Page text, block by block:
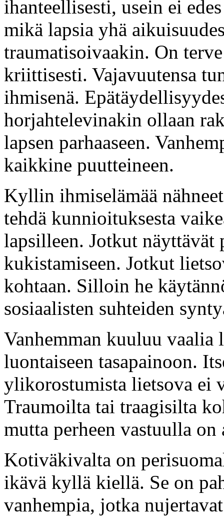
ihanteellisesti, usein ei
mikä lapsia yhä
traumatisoivaakin. On
kriittisesti. Vajavuutensa
ihmisenä.
horjahtelevinakin ollaan
lapsen parhaaseen.
kaikkine puutteineen.
Kyllin ihmiselämää
tehdä kunnioituksesta
lapsilleen. Jotkut näyttävät
kukistamiseen. Jotkut
kohtaan. Silloin he
sosiaalisten suhteiden
Vanhemman kuuluu vaalia
luontaiseen tasapainoon.
ylikorostumista lietsova ei
Traumoilta tai traagisilta
mutta perheen vastuulla
Kotiväkivalta on
ikävä kyllä kiellä. Se on
vanhempia, jotka